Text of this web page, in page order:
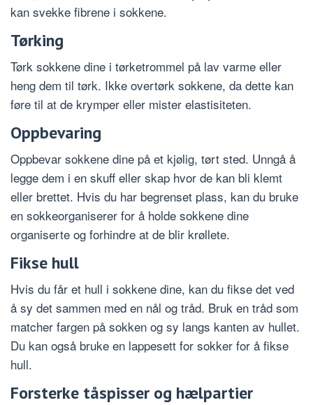
kan svekke fibrene i sokkene.
Tørking
Tørk sokkene dine i tørketrommel på lav varme eller
heng dem til tørk. Ikke overtørk sokkene, da dette kan
føre til at de krymper eller mister elastisiteten.
Oppbevaring
Oppbevar sokkene dine på et kjølig, tørt sted. Unngå å
legge dem i en skuff eller skap hvor de kan bli klemt
eller brettet. Hvis du har begrenset plass, kan du bruke
en sokkeorganiserer for å holde sokkene dine
organiserte og forhindre at de blir krøllete.
Fikse hull
Hvis du får et hull i sokkene dine, kan du fikse det ved
å sy det sammen med en nål og tråd. Bruk en tråd som
matcher fargen på sokken og sy langs kanten av hullet.
Du kan også bruke en lappesett for sokker for å fikse
hull.
Forsterke tåspisser og hælpartier